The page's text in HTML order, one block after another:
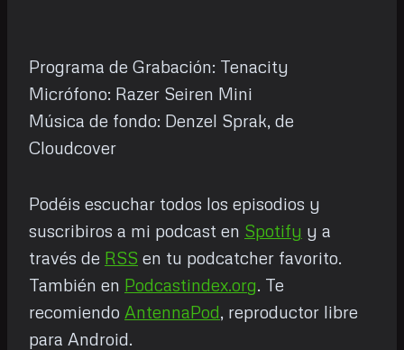
Programa de Grabación: Tenacity
Micrófono: Razer Seiren Mini
Música de fondo: Denzel Sprak, de
Cloudcover
Podéis escuchar todos los episodios y
suscribiros a mi podcast en Spotify y a
través de RSS en tu podcatcher favorito.
También en Podcastindex.org. Te
recomiendo AntennaPod, reproductor libre
para Android.